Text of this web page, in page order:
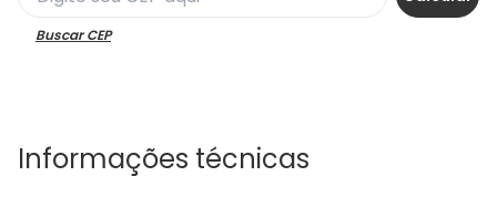
Buscar CEP
Informações técnicas